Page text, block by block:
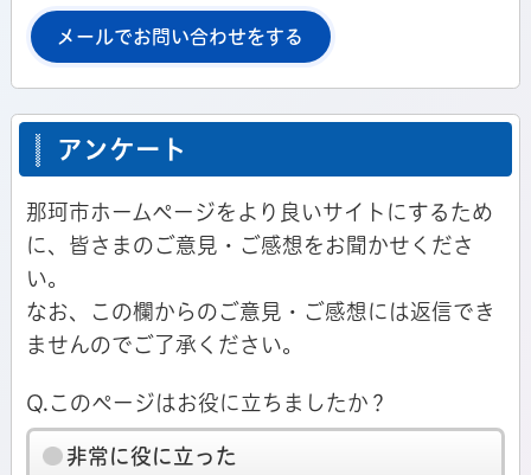
メールでお問い合わせをする
アンケート
那珂市ホームページをより良いサイトにするため
に、皆さまのご意見・ご感想をお聞かせくださ
い。
なお、この欄からのご意見・ご感想には返信でき
ませんのでご了承ください。
Q.このページはお役に立ちましたか？
非常に役に立った